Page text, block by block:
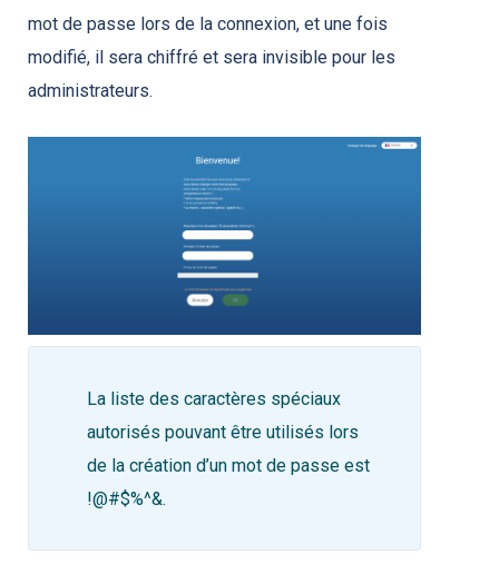
mot de passe lors de la connexion, et une fois
modifié, il sera chiffré et sera invisible pour les
administrateurs.
La liste des caractères spéciaux
autorisés pouvant être utilisés lors
de la création d’un mot de passe est
!@#$%^&.